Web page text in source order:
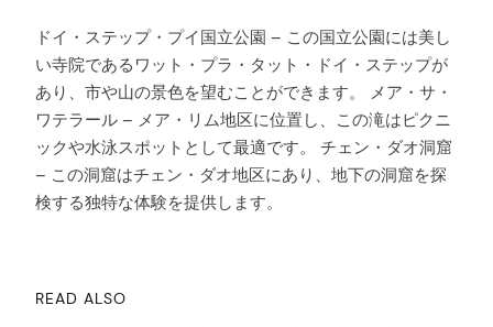
ドイ・ステップ・プイ国立公園 – この国立公園には美し
い寺院であるワット・プラ・タット・ドイ・ステップが
あり、市や山の景色を望むことができます。 メア・サ・
ワテラール – メア・リム地区に位置し、この滝はピクニ
ックや水泳スポットとして最適です。 チェン・ダオ洞窟
– この洞窟はチェン・ダオ地区にあり、地下の洞窟を探
検する独特な体験を提供します。
READ ALSO